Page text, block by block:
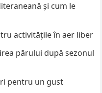
și cum le
activitățile în aer liber
părului după sezonul
pentru un gust